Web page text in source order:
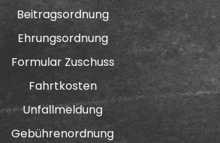
Beitragsordnung
Ehrungsordnung
Formular Zuschuss
Fahrtkosten
Unfallmeldung
Gebührenordnung